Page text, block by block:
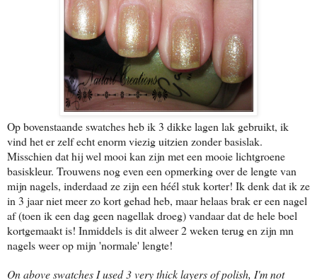
Op bovenstaande swatches heb ik 3 dikke lagen lak gebruikt, ik
vind het er zelf echt enorm viezig uitzien zonder basislak.
Misschien dat hij wel mooi kan zijn met een mooie lichtgroene
basiskleur. Trouwens nog even een opmerking over de lengte van
mijn nagels, inderdaad ze zijn een héél stuk korter! Ik denk dat ik ze
in 3 jaar niet meer zo kort gehad heb, maar helaas brak er een nagel
af (toen ik een dag geen nagellak droeg) vandaar dat de hele boel
kortgemaakt is! Inmiddels is dit alweer 2 weken terug en zijn mn
nagels weer op mijn 'normale' lengte!
On above swatches I used 3 very thick layers of polish, I'm not